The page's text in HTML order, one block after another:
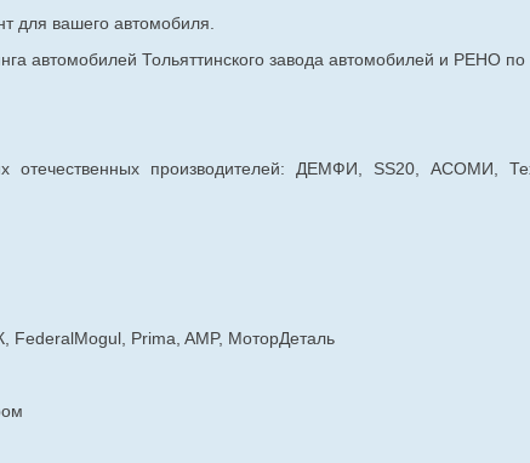
для вашего автомобиля.
автомобилей Тольяттинского завода автомобилей и РЕНО
производителей: ДЕМФИ, SS20, АСОМИ,
Prima, AMP, МоторДеталь